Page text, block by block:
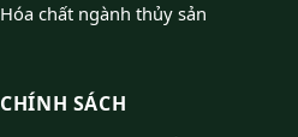
Hóa chất ngành thủy sản
CHÍNH SÁCH